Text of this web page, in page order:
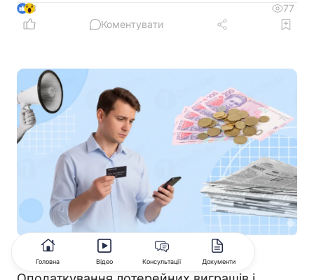
які через декретні відпустки, догляд за рідними
або неофіційну зайнятість часто не накопичують
3
77
Коментувати
ПДФО07.08.2026
Головна Відео Консультації Документи